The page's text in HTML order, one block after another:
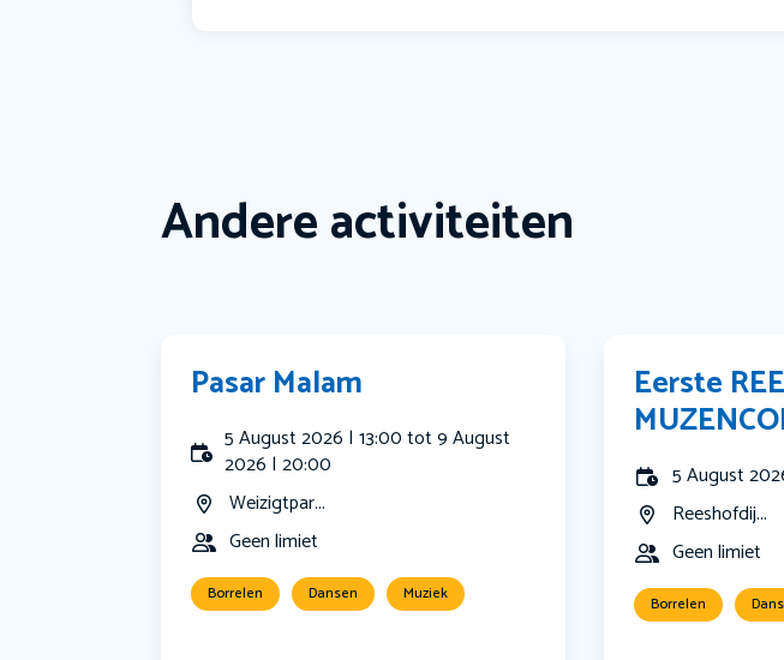
Andere activiteiten
Pasar Malam
5 August 2026 | 13:00 tot 9 August
2026 | 20:00
Weizigtpar...
Geen limiet
Borrelen Dansen Muziek
Eerste
5 August
Reeshofdij...
Geen limiet
Borrelen